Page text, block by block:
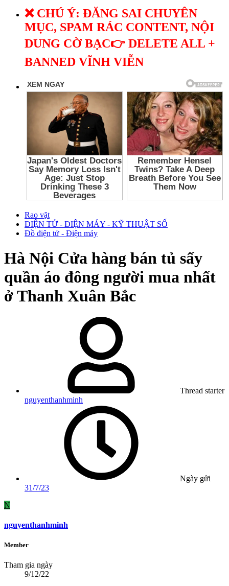
❌ CHÚ Ý: ĐĂNG SAI CHUYÊN
MỤC, SPAM RÁC CONTENT, NỘI
DUNG CỜ BẠC👉 DELETE ALL +
BANNED VĨNH VIỄN
Rao vặt
ĐIỆN TỬ - ĐIỆN MÁY - KỸ THUẬT SỐ
Đồ điện tử - Điện máy
Hà Nội Cửa hàng bán tủ sấy
quần áo đông người mua nhất
ở Thanh Xuân Bắc
Thread starter
nguyenthanhminh
Ngày gửi
31/7/23
N
nguyenthanhminh
Member
Tham gia ngày
9/12/22